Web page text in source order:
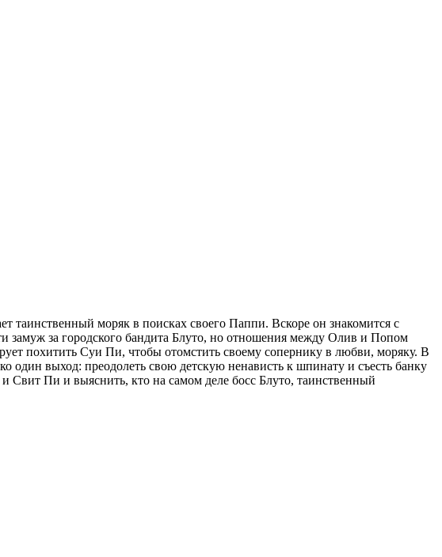
моряк в поисках своего Паппи. Вскоре он знакомится с
замуж за городского бандита Блуто, но отношения между Олив и Попом
похитить Суи Пи, чтобы отомстить своему сопернику в любви, моряку. В
один выход: преодолеть свою детскую ненависть к шпинату и съесть банку
Свит Пи и выяснить, кто на самом деле босс Блуто, таинственный